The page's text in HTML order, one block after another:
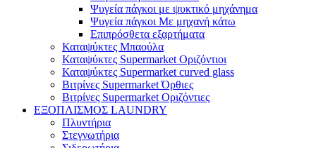
Ψυγεία πάγκοι με ψυκτικό μηχάνημα
Ψυγεία πάγκοι Με μηχανή κάτω
Επιπρόσθετα εξαρτήματα
Καταψύκτες Μπαούλα
Καταψύκτες Supermarket Οριζόντιοι
Καταψύκτες Supermarket curved glass
Βιτρίνες Supermarket Όρθιες
Βιτρίνες Supermarket Οριζόντιες
ΕΞΟΠΛΙΣΜΟΣ LAUNDRY
Πλυντήρια
Στεγνωτήρια